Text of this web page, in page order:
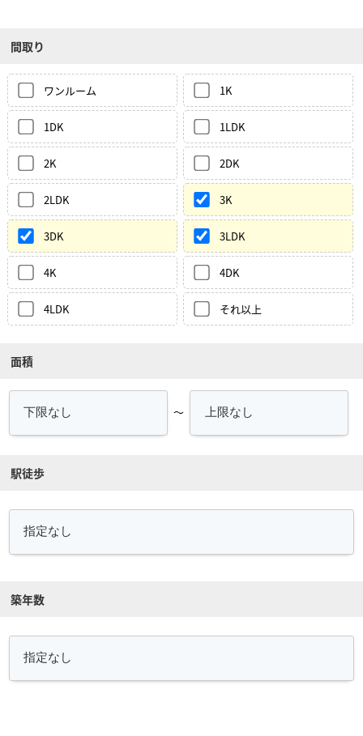
間取り
ワンルーム 1K
1DK 1LDK
2K 2DK
2LDK 3K
3DK 3LDK
4K 4DK
4LDK それ以上
面積
～
駅徒歩
築年数